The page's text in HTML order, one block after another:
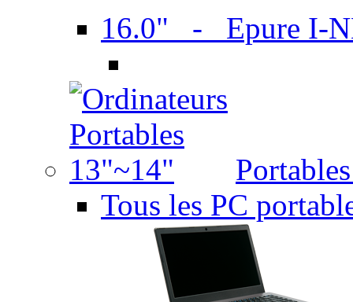
16.0" - Epure I-
Tous les PC